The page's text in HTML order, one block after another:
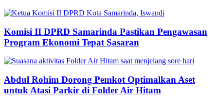
Komisi II DPRD Samarinda Pastikan Pengawasan
Program Ekonomi Tepat Sasaran
Abdul Rohim Dorong Pemkot Optimalkan Aset
untuk Atasi Parkir di Folder Air Hitam